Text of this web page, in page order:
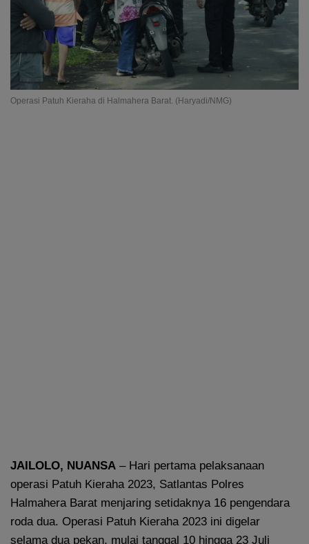
Operasi Patuh Kieraha di Halmahera Barat. (Haryadi/NMG)
JAILOLO, NUANSA – Hari pertama pelaksanaan
operasi Patuh Kieraha 2023, Satlantas Polres
Halmahera Barat menjaring setidaknya 16 pengendara
roda dua. Operasi Patuh Kieraha 2023 ini digelar
selama dua pekan, mulai tanggal 10 hingga 23 Juli